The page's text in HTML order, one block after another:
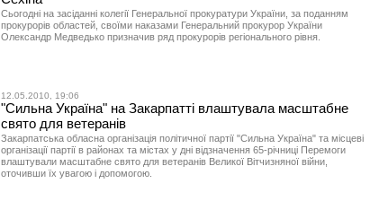
Сьогодні на засіданні колегії Генеральної прокуратури України, за поданням
прокурорів областей, своїми наказами Генеральний прокурор України
Олександр Медведько призначив ряд прокурорів регіонального рівня.
12.05.2010, 19:06
"Сильна Україна" на Закарпатті влаштувала масштабне
свято для ветеранів
Закарпатська обласна організація політичної партії "Сильна Україна" та місцеві
організації партії в районах та містах у дні відзначення 65-річниці Перемоги
влаштували масштабне свято для ветеранів Великої Вітчизняної війни,
оточивши їх увагою і допомогою.